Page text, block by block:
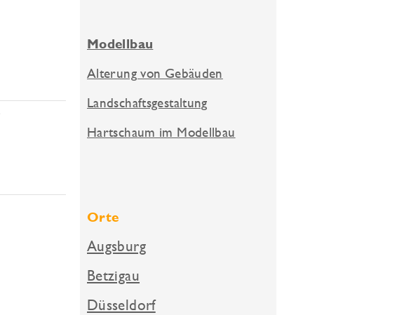
Modellbau
Alterung von Gebäuden
Landschaftsgestaltung
Hartschaum im Modellbau
Orte
Augsburg
Betzigau
Düsseldorf